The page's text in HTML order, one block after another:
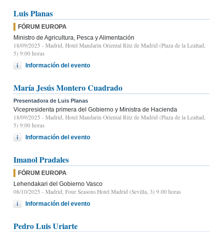
Luis Planas
FÓRUM EUROPA
Ministro de Agricultura, Pesca y Alimentación
18/09/2025 - Madrid, Hotel Mandarin Oriental Ritz de Madrid (Plaza de la Lealtad,
5) 9:00 horas
Información del evento
María Jesús Montero Cuadrado
Presentadora de Luis Planas
Vicepresidenta primera del Gobierno y Ministra de Hacienda
18/09/2025 - Madrid, Hotel Mandarin Oriental Ritz de Madrid (Plaza de la Lealtad,
5) 9:00 horas
Información del evento
Imanol Pradales
FÓRUM EUROPA
Lehendakari del Gobierno Vasco
08/10/2025 - Madrid, Four Seasons Hotel Madrid (Sevilla, 3) 9.00 horas
Información del evento
Pedro Luis Uriarte